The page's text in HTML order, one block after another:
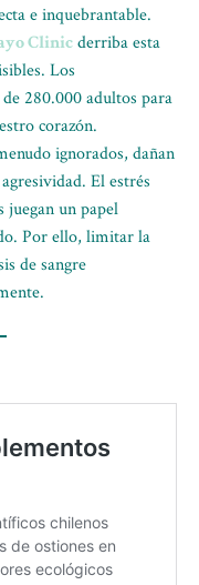
e inquebrantable.
Clinicderriba esta
Los
280.000 adultos para
corazón.
ignorados, dañan
El estrés
juegan un papel
Por ello, limitar la
de sangre